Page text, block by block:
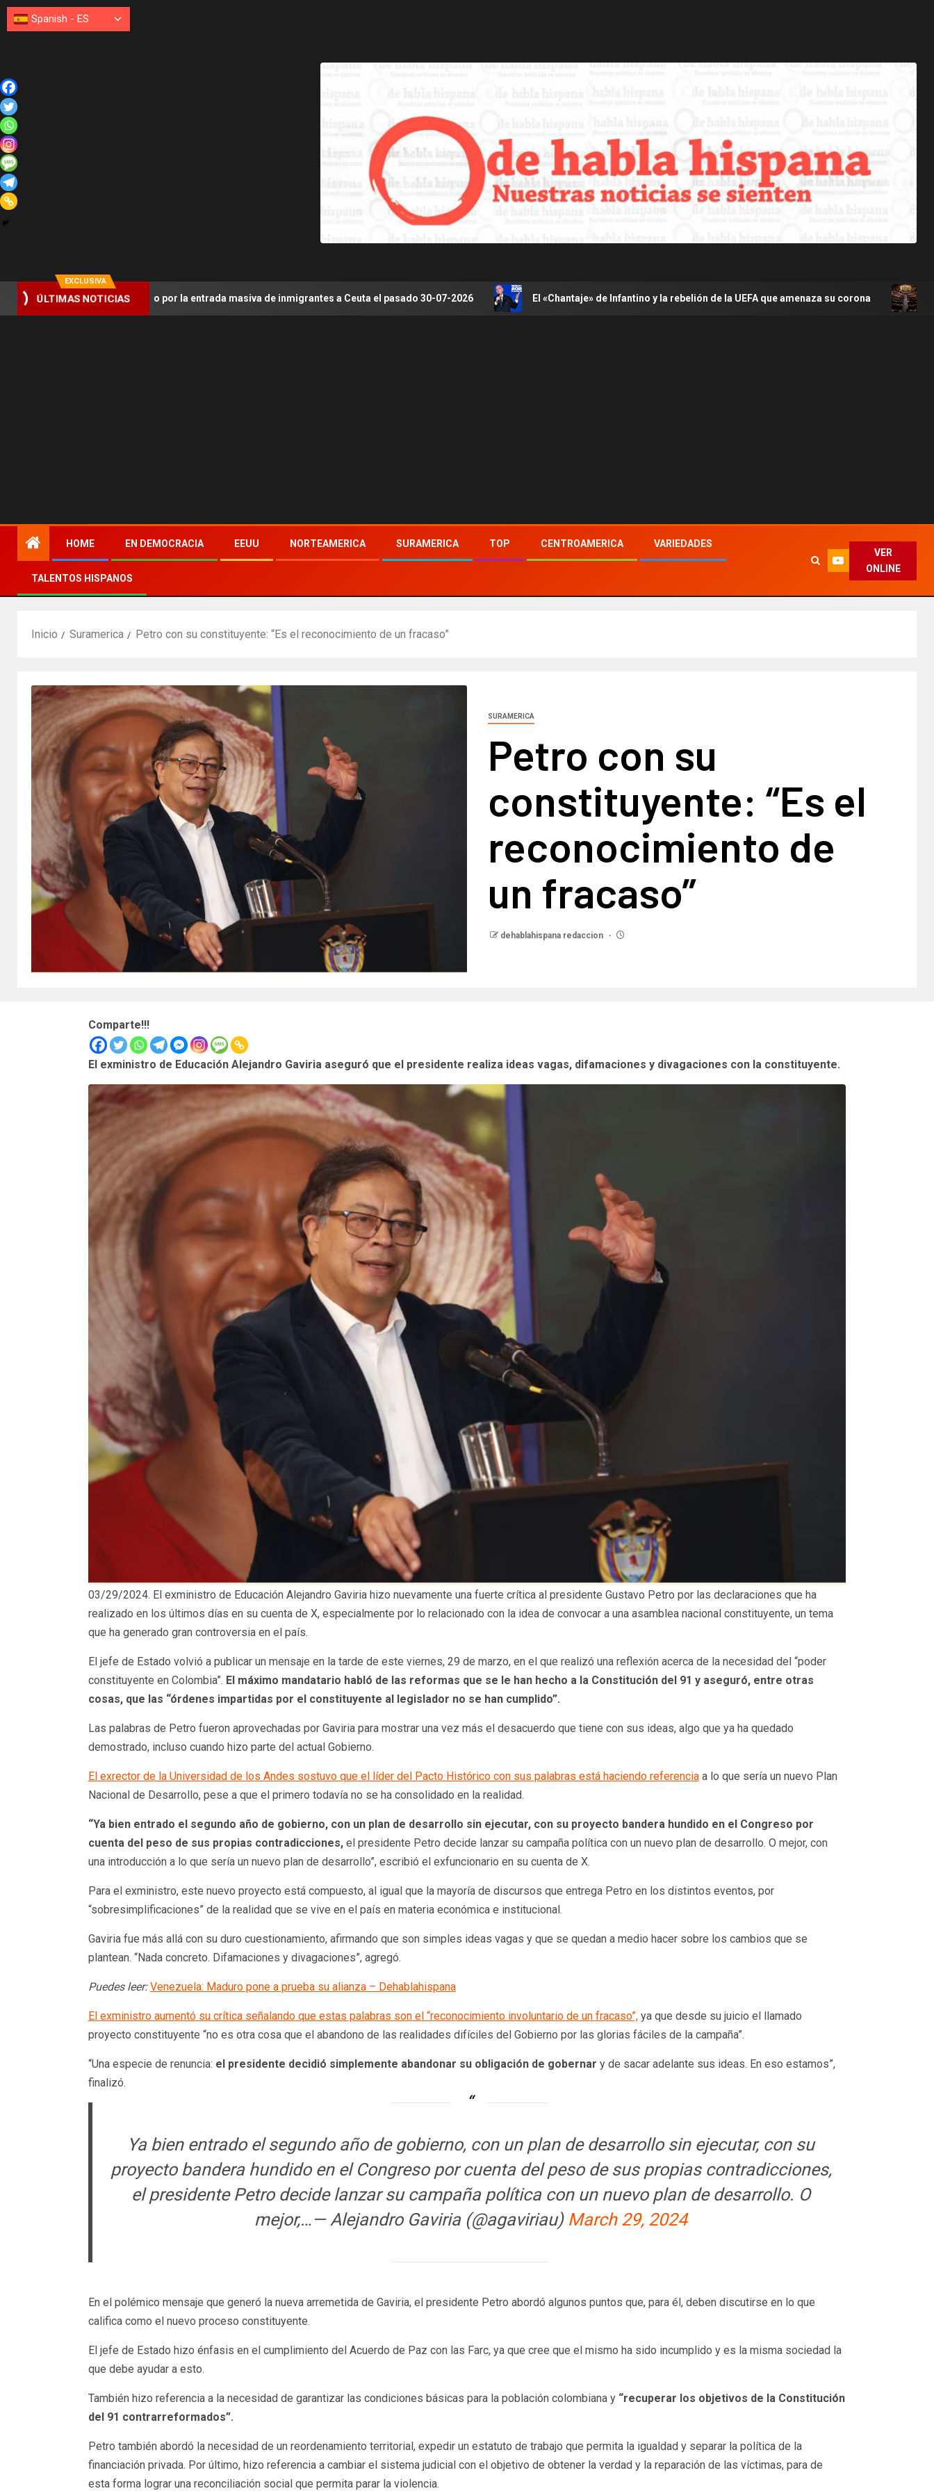
EXCLUSIVA
ÚLTIMAS NOTICIAS
in vigilando por la entrada masiva de inmigrantes a Ceuta el pasado 30-07-2026 El «Chantaje» de Infantino y la rebelión de la UEFA que amenaza su corona EE.UU.: Senado
HOME EN DEMOCRACIA EEUU NORTEAMERICA SURAMERICA TOP CENTROAMERICA VARIEDADES
TALENTOS HISPANOS
VER
ONLINE
Inicio Suramerica Petro con su constituyente: “Es el reconocimiento de un fracaso”
SURAMERICA
Petro con su
constituyente: “Es el
reconocimiento de
un fracaso”
dehablahispana redaccion
Comparte!!!
El exministro de Educación Alejandro Gaviria aseguró que el presidente realiza ideas vagas, difamaciones y divagaciones con la constituyente.
03/29/2024. El exministro de Educación Alejandro Gaviria hizo nuevamente una fuerte crítica al presidente Gustavo Petro por las declaraciones que ha
realizado en los últimos días en su cuenta de X, especialmente por lo relacionado con la idea de convocar a una asamblea nacional constituyente, un tema
que ha generado gran controversia en el país.
El jefe de Estado volvió a publicar un mensaje en la tarde de este viernes, 29 de marzo, en el que realizó una reflexión acerca de la necesidad del “poder
constituyente en Colombia”. El máximo mandatario habló de las reformas que se le han hecho a la Constitución del 91 y aseguró, entre otras
cosas, que las “órdenes impartidas por el constituyente al legislador no se han cumplido”.
Las palabras de Petro fueron aprovechadas por Gaviria para mostrar una vez más el desacuerdo que tiene con sus ideas, algo que ya ha quedado
demostrado, incluso cuando hizo parte del actual Gobierno.
El exrector de la Universidad de los Andes sostuvo que el líder del Pacto Histórico con sus palabras está haciendo referenciaa lo que sería un nuevo Plan
Nacional de Desarrollo, pese a que el primero todavía no se ha consolidado en la realidad.
“Ya bien entrado el segundo año de gobierno, con un plan de desarrollo sin ejecutar, con su proyecto bandera hundido en el Congreso por
cuenta del peso de sus propias contradicciones,el presidente Petro decide lanzar su campaña política con un nuevo plan de desarrollo. O mejor, con
una introducción a lo que sería un nuevo plan de desarrollo”, escribió el exfuncionario en su cuenta de X.
Para el exministro, este nuevo proyecto está compuesto, al igual que la mayoría de discursos que entrega Petro en los distintos eventos, por
“sobresimplificaciones” de la realidad que se vive en el país en materia económica e institucional.
Gaviria fue más allá con su duro cuestionamiento, afirmando que son simples ideas vagas y que se quedan a medio hacer sobre los cambios que se
plantean. “Nada concreto. Difamaciones y divagaciones”, agregó.
Puedes leer:Venezuela: Maduro pone a prueba su alianza – Dehablahispana
El exministro aumentó su crítica señalando que estas palabras son el “reconocimiento involuntario de un fracaso”,ya que desde su juicio el llamado
proyecto constituyente “no es otra cosa que el abandono de las realidades difíciles del Gobierno por las glorias fáciles de la campaña”.
“Una especie de renuncia: el presidente decidió simplemente abandonar su obligación de gobernar y de sacar adelante sus ideas. En eso estamos”,
finalizó.
Ya bien entrado el segundo año de gobierno, con un plan de desarrollo sin ejecutar, con su
proyecto bandera hundido en el Congreso por cuenta del peso de sus propias contradicciones,
el presidente Petro decide lanzar su campaña política con un nuevo plan de desarrollo. O
mejor,…— Alejandro Gaviria (@agaviriau) March 29, 2024
En el polémico mensaje que generó la nueva arremetida de Gaviria, el presidente Petro abordó algunos puntos que, para él, deben discutirse en lo que
califica como el nuevo proceso constituyente.
El jefe de Estado hizo énfasis en el cumplimiento del Acuerdo de Paz con las Farc, ya que cree que el mismo ha sido incumplido y es la misma sociedad la
que debe ayudar a esto.
También hizo referencia a la necesidad de garantizar las condiciones básicas para la población colombiana y “recuperar los objetivos de la Constitución
del 91 contrarreformados”.
Petro también abordó la necesidad de un reordenamiento territorial, expedir un estatuto de trabajo que permita la igualdad y separar la política de la
financiación privada. Por último, hizo referencia a cambiar el sistema judicial con el objetivo de obtener la verdad y la reparación de las víctimas, para de
esta forma lograr una reconciliación social que permita parar la violencia.
Spanish - ES